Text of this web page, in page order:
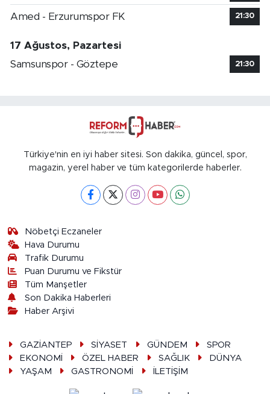
Amed - Erzurumspor FK 21:30
17 Ağustos, Pazartesi
Samsunspor - Göztepe
21:30
Türkiye'nin en iyi haber sitesi. Son dakika, güncel, spor,
magazin, yerel haber ve tüm kategorilerde haberler.
Nöbetçi Eczaneler
Hava Durumu
Trafik Durumu
Puan Durumu ve Fikstür
Tüm Manşetler
Son Dakika Haberleri
Haber Arşivi
GAZİANTEP SİYASET GÜNDEM
SPOR
EKONOMİ
ÖZEL HABER SAĞLIK
DÜNYA
YAŞAM
GASTRONOMİ İLETİŞİM